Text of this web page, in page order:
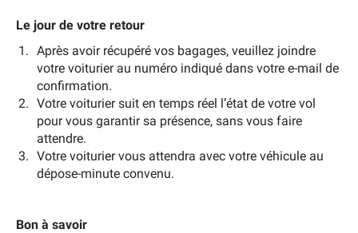
Le jour de votre retour
Après avoir récupéré vos bagages, veuillez joindre
votre voiturier au numéro indiqué dans votre e-mail de
confirmation.
Votre voiturier suit en temps réel l’état de votre vol
pour vous garantir sa présence, sans vous faire
attendre.
Votre voiturier vous attendra avec votre véhicule au
dépose-minute convenu.
Bon à savoir